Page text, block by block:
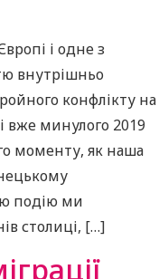
і одне з
внутрішньо
конфлікту на
вже минулого 2019
моменту, як наша
подію ми
столиці, […]